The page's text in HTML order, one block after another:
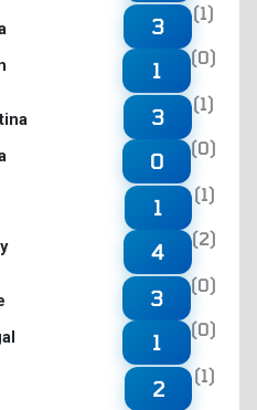
3
(1)
1
(0)
3
(1)
0
(0)
1
(1)
4
(2)
3
(0)
1
(0)
2
(1)